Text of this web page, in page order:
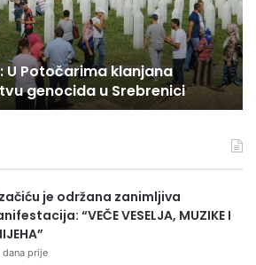
13. Oktobra 2018.
BIŠĆE U PREDVEČERJE
je održana zanimljiva
“VEČE VESELJA, MUZIKE I
dana prije